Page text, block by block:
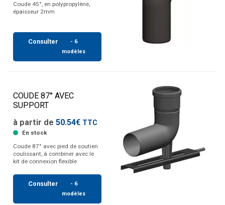
Coude 45°, en polypropylène,
épaisseur 2mm
Consulter
- 6
modèles
COUDE 87° AVEC
SUPPORT
à partir de 50.54€ TTC
En stock
Coude 87° avec pied de soutien
coulissant, à combiner avec le
kit de connexion flexible
Consulter
- 6
modèles